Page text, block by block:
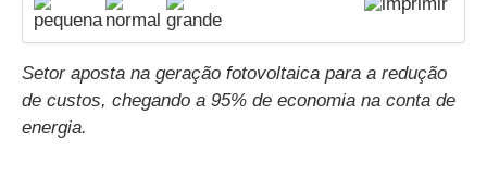
Setor aposta na geração fotovoltaica para a redução
de custos, chegando a 95% de economia na conta de
energia.